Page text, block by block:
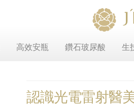
高效安瓶 鑽石玻尿酸 生
認識光電雷射醫